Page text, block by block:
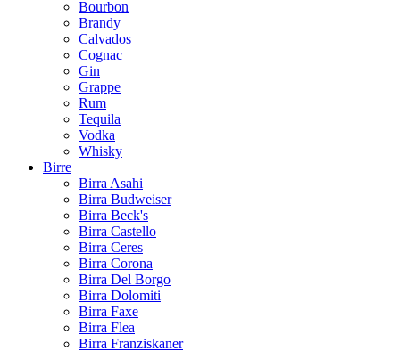
Bourbon
Brandy
Calvados
Cognac
Gin
Grappe
Rum
Tequila
Vodka
Whisky
Birre
Birra Asahi
Birra Budweiser
Birra Beck's
Birra Castello
Birra Ceres
Birra Corona
Birra Del Borgo
Birra Dolomiti
Birra Faxe
Birra Flea
Birra Franziskaner